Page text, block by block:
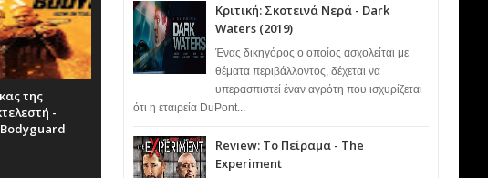
Κριτική: Σκοτεινά Νερά - Dark
Waters (2019)
Ένας δικηγόρος ο οποίος ασχολείται με
θέματα περιβάλλοντος, δέχεται να
υπερασπιστεί έναν αγρότη που ισχυρίζεται
ότι η εταιρεία DuPont...
Review: Το Πείραμα - The
Experiment
της
-